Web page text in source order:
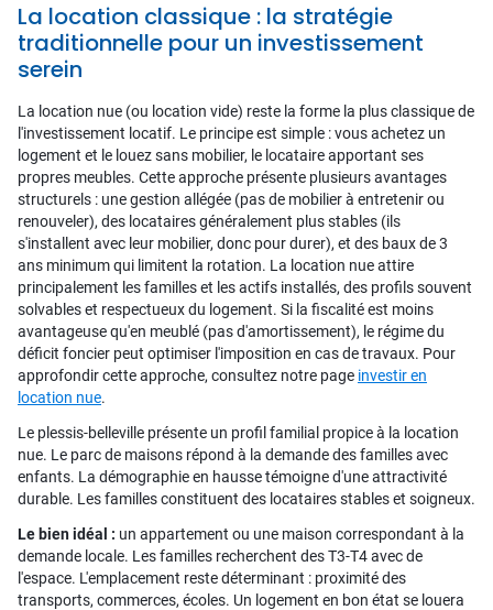
La location classique : la stratégie
traditionnelle pour un investissement
serein
La location nue (ou location vide) reste la forme la plus classique de
l'investissement locatif. Le principe est simple : vous achetez un
logement et le louez sans mobilier, le locataire apportant ses
propres meubles. Cette approche présente plusieurs avantages
structurels : une gestion allégée (pas de mobilier à entretenir ou
renouveler), des locataires généralement plus stables (ils
s'installent avec leur mobilier, donc pour durer), et des baux de 3
ans minimum qui limitent la rotation. La location nue attire
principalement les familles et les actifs installés, des profils souvent
solvables et respectueux du logement. Si la fiscalité est moins
avantageuse qu'en meublé (pas d'amortissement), le régime du
déficit foncier peut optimiser l'imposition en cas de travaux. Pour
approfondir cette approche, consultez notre page investir en
location nue.
Le plessis-belleville présente un profil familial propice à la location
nue. Le parc de maisons répond à la demande des familles avec
enfants. La démographie en hausse témoigne d'une attractivité
durable. Les familles constituent des locataires stables et soigneux.
Le bien idéal : un appartement ou une maison correspondant à la
demande locale. Les familles recherchent des T3-T4 avec de
l'espace. L'emplacement reste déterminant : proximité des
transports, commerces, écoles. Un logement en bon état se louera